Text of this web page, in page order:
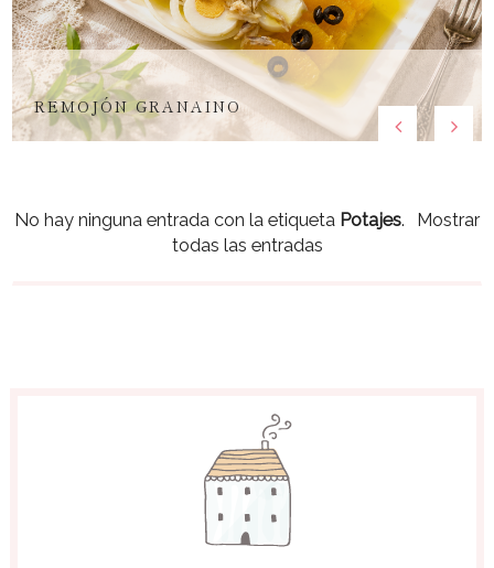
REMOJÓN GRANAINO
No hay ninguna entrada con la etiqueta Potajes.
Mostrar
todas las entradas